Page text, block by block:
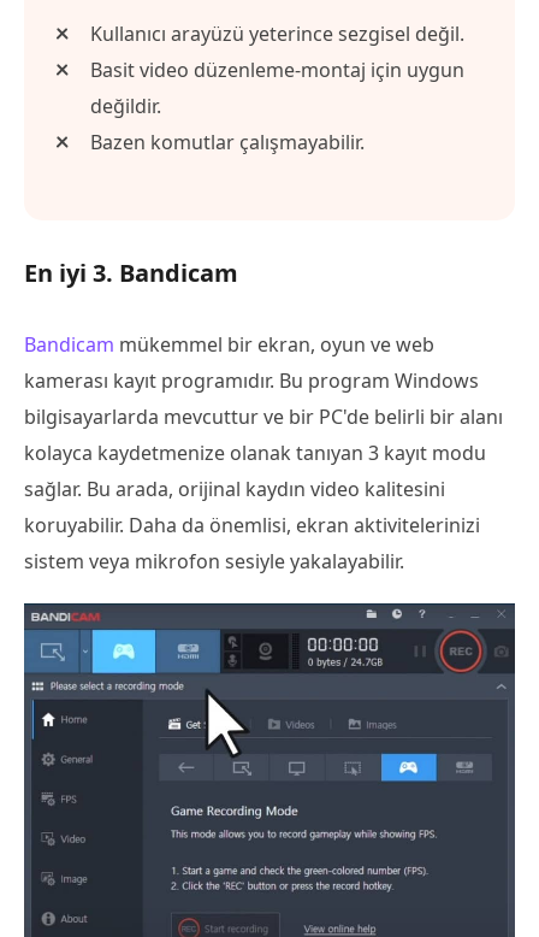
Kullanıcı arayüzü yeterince sezgisel değil.
Basit video düzenleme-montaj için uygun
değildir.
Bazen komutlar çalışmayabilir.
En iyi 3. Bandicam
Bandicam mükemmel bir ekran, oyun ve web
kamerası kayıt programıdır. Bu program Windows
bilgisayarlarda mevcuttur ve bir PC'de belirli bir alanı
kolayca kaydetmenize olanak tanıyan 3 kayıt modu
sağlar. Bu arada, orijinal kaydın video kalitesini
koruyabilir. Daha da önemlisi, ekran aktivitelerinizi
sistem veya mikrofon sesiyle yakalayabilir.